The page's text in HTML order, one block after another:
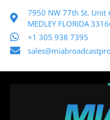
7950 NW 77th St. Unit
MEDLEY FLORIDA
+1 305 938 7395